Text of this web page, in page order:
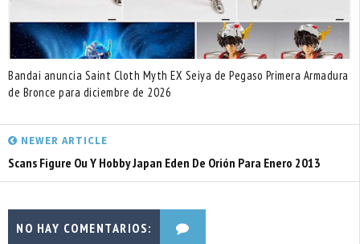
Bandai anuncia Saint Cloth Myth EX Seiya de Pegaso Primera Armadura
de Bronce para diciembre de 2026
NEWER ARTICLE
Scans Figure Ou Y Hobby Japan Eden De Orión Para Enero 2013
NO HAY COMENTARIOS: